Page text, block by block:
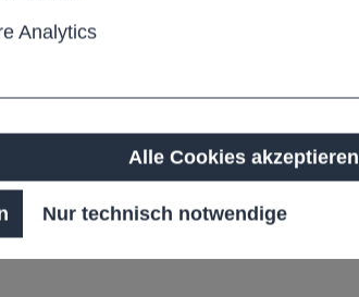
DN 75 und
Analytics
Alle Cookies akzeptieren
Nur technisch notwendige